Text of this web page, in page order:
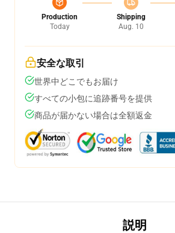
Production
Today
Shipping
Aug. 10
安全な取引
世界中どこでもお届け
すべての小包に追跡番号を提供
商品が届かない場合は全額返金
説明